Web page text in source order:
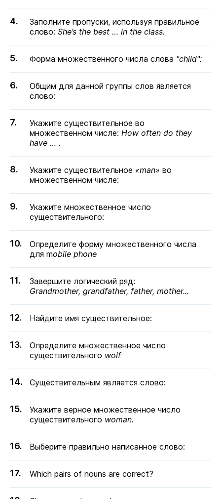
Заполните пропуски, используя правильное
слово: She’s the best … in the class.
Форма множественного числа слова "child":
Общим для данной группы слов является
слово:
Укажите существительное во
множественном числе: How often do they
have … .
Укажите существительное «man» во
множественном числе:
Укажите множественное число
существительного:
Определите форму множественного числа
для mobile phone
Завершите логический ряд:
Grandmother, grandfather, father, mother...
Найдите имя существительное:
Определите множественное число
существительного wolf
Существительным является слово:
Укажите верное множественное число
существительного woman.
Выберите правильно написанное слово:
Which pairs of nouns are correct?